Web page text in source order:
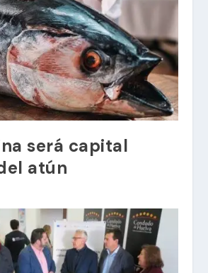
será capital
atún